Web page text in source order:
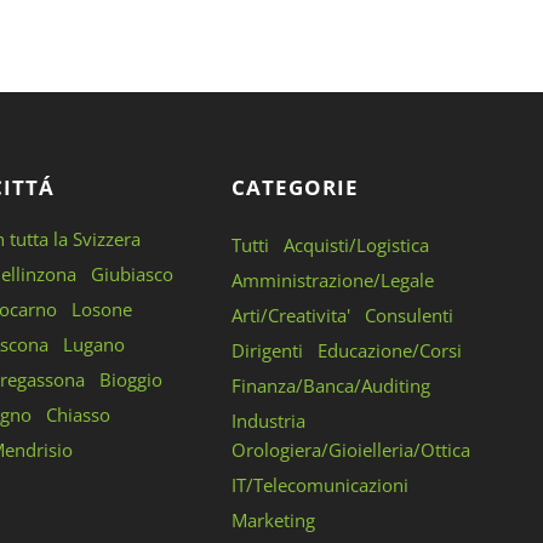
tutta la Svizzera
Giubiasco
Losone
Lugano
Bioggio
Chiasso
CATEGORIE
Tutti
Acquisti/Logistica
Amministrazione/Legale
Arti/Creativita'
Consulenti
Dirigenti
Educazione/Corsi
Finanza/Banca/Auditing
Industria
Orologiera/Gioielleria/Ottica
IT/Telecomunicazioni
Marketing